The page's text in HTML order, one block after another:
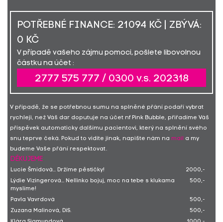
POTŘEBNÉ FINANCE: 21094 KČ | ZBÝVÁ:
0 KČ
V případě vašeho zájmu pomoci, pošlete libovolnou
částku na účet :
2777 575 777 / 0300 v.s. 202318
V případě, že se potřebnou sumu na splněné přání podaří vybrat
rychleji, než Váš dar doputuje na účet nf Pink Bubble, přiřadíme Váš
příspěvek automaticky dalšímu pacientovi, který na splnění svého
snu teprve čeká. Pokud to vidíte jinak, napište nám na mail
a my
budeme Vaše přání respektovat.
DĚKUJEME
Lucie Šmídová... Držíme pěstičky!
2000,-
Lýdie Vizingerová... Nellinko bojuj, moc na tebe s klukama
myslíme!
500,-
Pavla Vavrdová
500,-
Zuzana Malinová, DiS.
500,-